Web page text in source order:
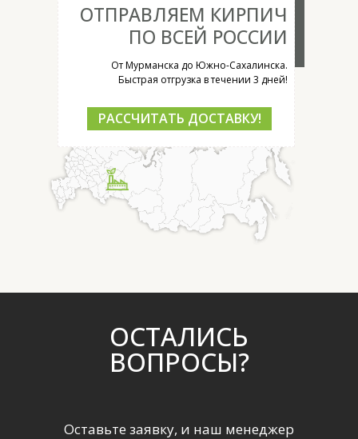
ОТПРАВЛЯЕМ КИРПИЧ
ПО ВСЕЙ РОССИИ
От Мурманска до Южно-Сахалинска.
Быстрая отгрузка в течении 3 дней!
РАССЧИТАТЬ ДОСТАВКУ!
ОСТАЛИСЬ
ВОПРОСЫ?
Оставьте заявку, и наш менеджер